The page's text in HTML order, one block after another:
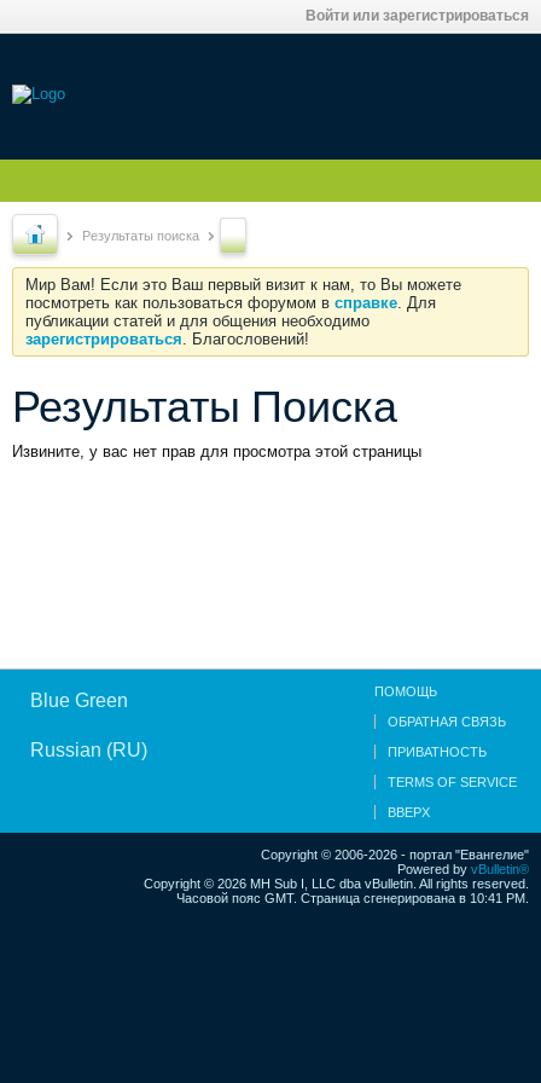
Войти или зарегистрироваться
Результаты поиска
Мир Вам! Если это Ваш первый визит к нам, то Вы можете
посмотреть как пользоваться форумом в справке. Для
публикации статей и для общения необходимо
зарегистрироваться. Благословений!
Результаты Поиска
Извините, у вас нет прав для просмотра этой страницы
Blue Green
Russian (RU)
ПОМОЩЬ
ОБРАТНАЯ СВЯЗЬ
ПРИВАТНОСТЬ
TERMS OF SERVICE
ВВЕРХ
Copyright © 2006-2026 - портал "Евангелие"
Powered by vBulletin®
Copyright © 2026 MH Sub I, LLC dba vBulletin. All rights reserved.
Часовой пояс GMT. Страница сгенерирована в 10:41 PM.